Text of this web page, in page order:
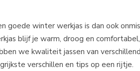
winter werkjas is dan ook
blijf je warm, droog en
we kwaliteit jassen van
verschillen en tips op een rijtje.